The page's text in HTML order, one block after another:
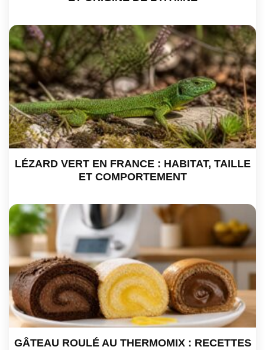
LÉZARD VERT EN FRANCE : HABITAT, TAILLE
ET COMPORTEMENT
GÂTEAU ROULÉ AU THERMOMIX : RECETTES